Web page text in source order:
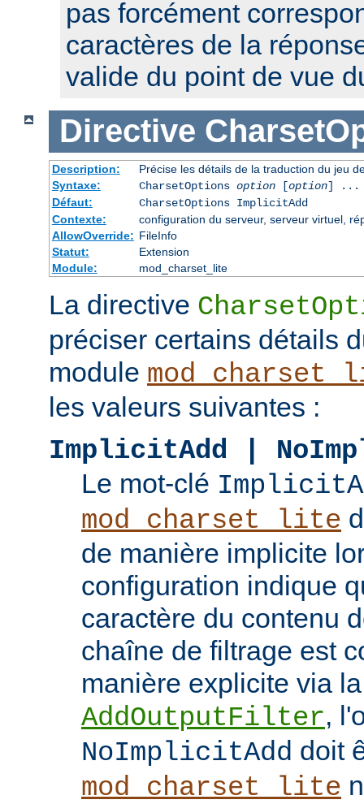
pas forcément
caractères de la
valide du point de vue
Directive
Description:
Précise les détails de la traduction du jeu
Syntaxe:
CharsetOptions option[option] ...
Défaut:
CharsetOptions ImplicitAdd
Contexte:
configuration du serveur, serveur virtuel,
AllowOverride: FileInfo
Statut:
Extension
Module:
mod_charset_lite
La directive
préciser certains détails
module
les valeurs suivantes :
ImplicitAdd |
Le mot-clé
mod_charset_lite
de manière implicite
configuration indique
caractère du contenu
chaîne de filtrage est
manière explicite via
AddOutputFilter,
NoImplicitAdd doit
mod_charset_lite